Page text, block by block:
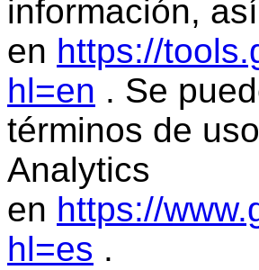
información,
en https://
hl=en . Se
términos de
Analytics
en https://
hl=es .